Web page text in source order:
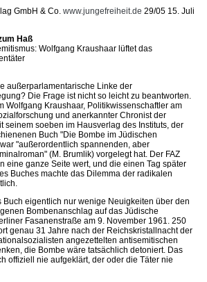
GmbH & Co. www.jungefreiheit.de 29/05 15. Juli
Haß
Wolfgang Kraushaar lüftet das
außerparlamentarische Linke der
Die Frage ist nicht so leicht zu beantworten.
Wolfgang Kraushaar, Politikwissenschaftler am
und anerkannter Chronist der
seinem soeben im Hausverlag des Instituts, der
Buch "Die Bombe im Jüdischen
"außerordentlich spannenden, aber
(M. Brumlik) vorgelegt hat. Der FAZ
eine ganze Seite wert, und die einen Tag später
Buches machte das Dilemma der radikalen
Buch eigentlich nur wenige Neuigkeiten über den
Bombenanschlag auf das Jüdische
Fasanenstraße am 9. November 1961. 250
genau 31 Jahre nach der Reichskristallnacht der
angezettelten antisemitischen
die Bombe wäre tatsächlich detoniert. Das
offiziell nie aufgeklärt, der oder die Täter nie